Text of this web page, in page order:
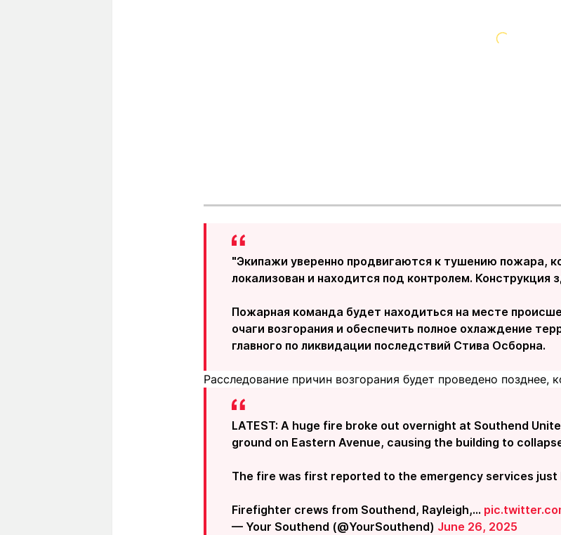
"Экипажи уверенно продвигаются к тушению пожара,
локализован и находится под контролем. Конструкция
Пожарная команда будет находиться на месте
очаги возгорания и обеспечить полное охлаждение
главного по ликвидации последствий Стива Осборна.
Расследование причин возгорания будет проведено позднее,
LATEST: A huge fire broke out overnight at Southend
ground on Eastern Avenue, causing the building to
The fire was first reported to the emergency services just
Firefighter crews from Southend, Rayleigh,…
— Your Southend (@YourSouthend) June 26, 2025